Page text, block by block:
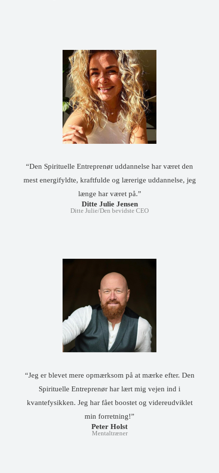
“Den Spirituelle Entreprenør uddannelse har været den
mest energifyldte, kraftfulde og lærerige uddannelse, jeg
længe har været på.”
Ditte Julie Jensen
Ditte Julie/Den bevidste CEO
“Jeg er blevet mere opmærksom på at mærke efter. Den
Spirituelle Entreprenør har lært mig vejen ind i
kvantefysikken. Jeg har fået boostet og videreudviklet
min forretning!”
Peter Holst
Mentaltræner